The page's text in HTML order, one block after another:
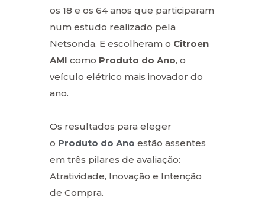
os 18 e os 64 anos que participaram
num estudo realizado pela
Netsonda. E escolheram o Citroen
AMI como Produto do Ano, o
veículo elétrico mais inovador do
ano.
Os resultados para eleger
o Produto do Ano estão assentes
em três pilares de avaliação:
Atratividade, Inovação e Intenção
de Compra.